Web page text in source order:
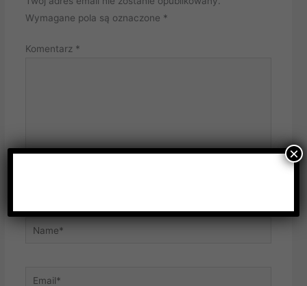
Wymagane pola są oznaczone *
Komentarz *
Name*
Email*
×